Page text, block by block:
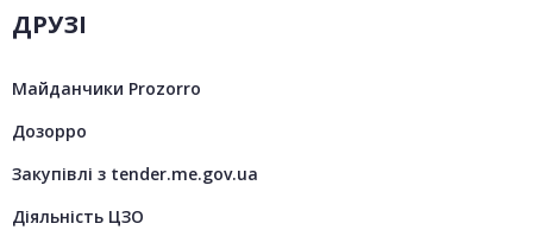
ДРУЗІ
Майданчики Prozorro
Дозорро
Закупівлі з tender.me.gov.ua
Діяльність ЦЗО